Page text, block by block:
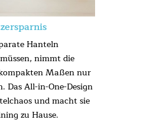
Hanteln
nimmt die
Maßen nur
Das All-in-One-Design
und macht sie
zu Hause.